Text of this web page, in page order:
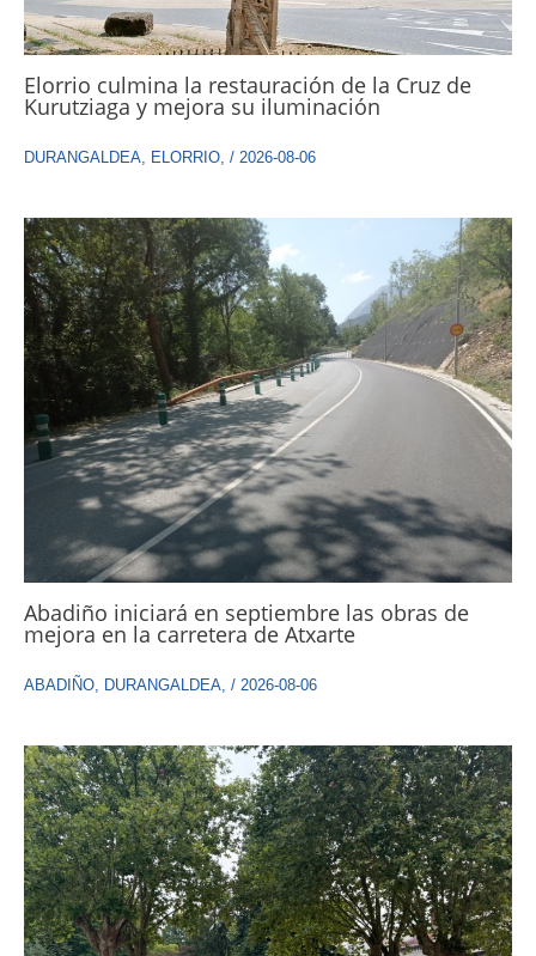
Elorrio culmina la restauración de la Cruz de
Kurutziaga y mejora su iluminación
DURANGALDEA ELORRIO / 2026-08-06
Abadiño iniciará en septiembre las obras de
mejora en la carretera de Atxarte
ABADIÑO DURANGALDEA / 2026-08-06